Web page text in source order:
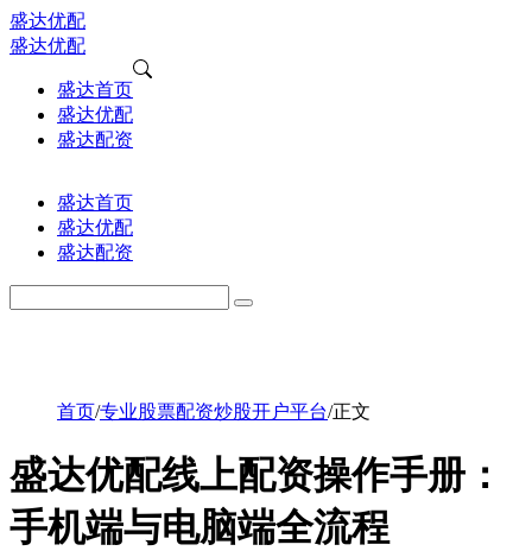
盛达优配
盛达优配
盛达首页
盛达优配
盛达配资
盛达首页
盛达优配
盛达配资
首页/专业股票配资炒股开户平台/正文
盛达优配线上配资操作手册：
手机端与电脑端全流程